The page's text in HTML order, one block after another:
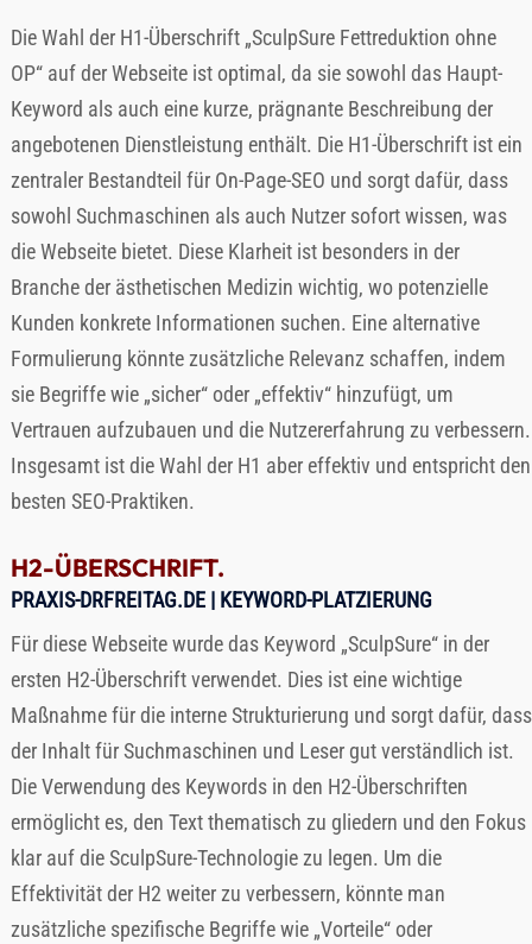
Die Wahl der H1-Überschrift „SculpSure Fettreduktion ohne
OP“ auf der Webseite ist optimal, da sie sowohl das Haupt-
Keyword als auch eine kurze, prägnante Beschreibung der
angebotenen Dienstleistung enthält. Die H1-Überschrift ist ein
zentraler Bestandteil für On-Page-SEO und sorgt dafür, dass
sowohl Suchmaschinen als auch Nutzer sofort wissen, was
die Webseite bietet. Diese Klarheit ist besonders in der
Branche der ästhetischen Medizin wichtig, wo potenzielle
Kunden konkrete Informationen suchen. Eine alternative
Formulierung könnte zusätzliche Relevanz schaffen, indem
sie Begriffe wie „sicher“ oder „effektiv“ hinzufügt, um
Vertrauen aufzubauen und die Nutzererfahrung zu verbessern.
Insgesamt ist die Wahl der H1 aber effektiv und entspricht den
besten SEO-Praktiken.
H2-ÜBERSCHRIFT.
PRAXIS-DRFREITAG.DE| KEYWORD-PLATZIERUNG
Für diese Webseite wurde das Keyword „SculpSure“ in der
ersten H2-Überschrift verwendet. Dies ist eine wichtige
Maßnahme für die interne Strukturierung und sorgt dafür, dass
der Inhalt für Suchmaschinen und Leser gut verständlich ist.
Die Verwendung des Keywords in den H2-Überschriften
ermöglicht es, den Text thematisch zu gliedern und den Fokus
klar auf die SculpSure-Technologie zu legen. Um die
Effektivität der H2 weiter zu verbessern, könnte man
zusätzliche spezifische Begriffe wie „Vorteile“ oder